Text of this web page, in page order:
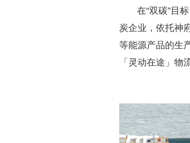
在“双碳”目标
炭企业，依托神
等能源产品的生
「灵动在途」物